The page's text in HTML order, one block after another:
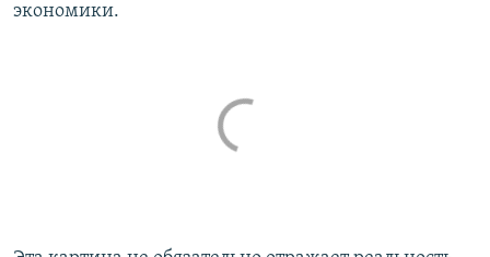
экономики.